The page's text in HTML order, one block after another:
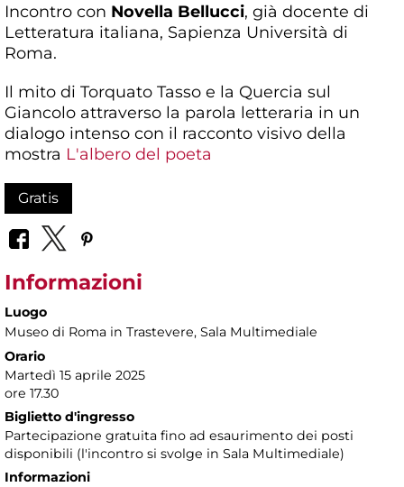
Incontro con Novella Bellucci, già docente di
Letteratura italiana, Sapienza Università di
Roma.
Il mito di Torquato Tasso e la Quercia sul
Giancolo attraverso la parola letteraria in un
dialogo intenso con il racconto visivo della
mostra L'albero del poeta
Gratis
Informazioni
Luogo
Museo di Roma in Trastevere, Sala Multimediale
Orario
Martedì 15 aprile 2025
ore 17.30
Biglietto d'ingresso
Partecipazione gratuita fino ad esaurimento dei posti
disponibili (l'incontro si svolge in Sala Multimediale)
Informazioni